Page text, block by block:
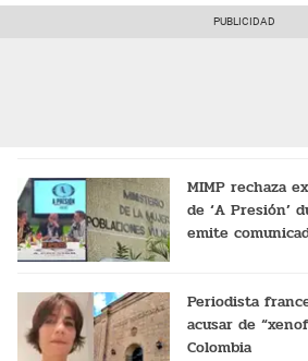
MIMP rechaza
de ‘A Presión’
emite
Periodista
acusar de “xenofobia” a
Colombia